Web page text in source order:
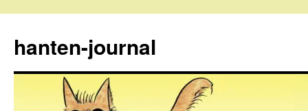
テ
ン
hanten-journal